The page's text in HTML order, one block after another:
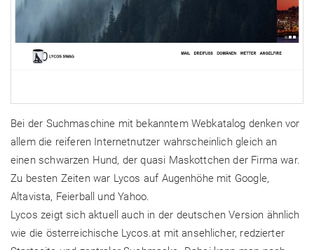
Bei der Suchmaschine mit bekanntem Webkatalog denken vor
allem die reiferen Internetnutzer wahrscheinlich gleich an
einen schwarzen Hund, der quasi Maskottchen der Firma war.
Zu besten Zeiten war Lycos auf Augenhöhe mit Google,
Altavista, Feierball und Yahoo.
Lycos zeigt sich aktuell auch in der deutschen Version ähnlich
wie die österreichische Lycos.at mit ansehlicher, redzierter